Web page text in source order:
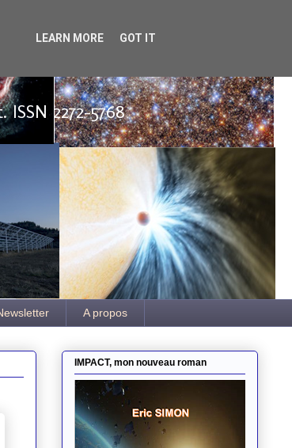
2272-5768
A propos
IMPACT, mon nouveau roman
LEARN MORE GOT IT